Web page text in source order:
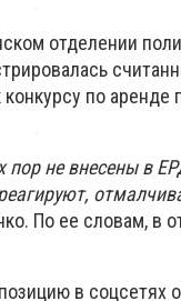
отделении
по
пор не внесены в
По ее словам, в
в соцсетях